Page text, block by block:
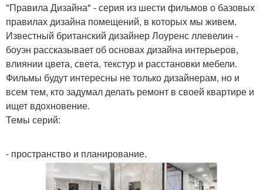
"Правила Дизайна" - серия из шести фильмов о базовых
правилах дизайна помещений, в которых мы живем.
Известный британский дизайнер Лоуренс ллевелин -
боуэн рассказывает об основах дизайна интерьеров,
влиянии цвета, света, текстур и расстановки мебели.
Фильмы будут интересны не только дизайнерам, но и
всем тем, кто задумал делать ремонт в своей квартире и
ищет вдохновение.
Темы серий:
- пространство и планирование.